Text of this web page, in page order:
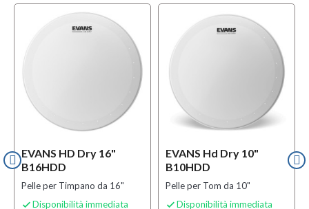
EVANS HD Dry 16"
B16HDD
Pelle per Timpano da 16"
 Disponibilità immediata
EVANS Hd Dry 10"
B10HDD
Pelle per Tom da 10"
 Disponibilità immediata